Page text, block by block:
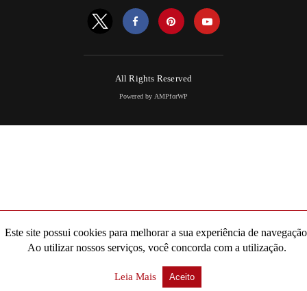
All Rights Reserved
Powered by AMPforWP
Este site possui cookies para melhorar a sua experiência de
Ao utilizar nossos serviços, você concorda com a utilização.
Leia Mais Aceito